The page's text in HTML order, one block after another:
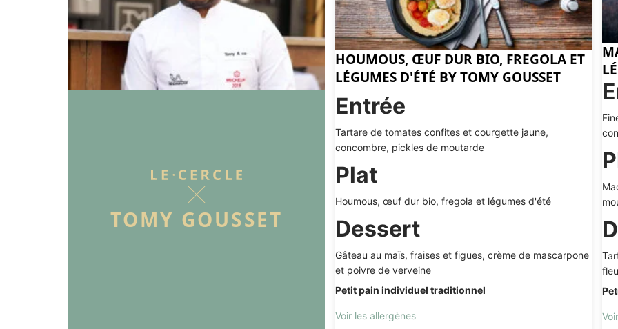
TOMY GOUSSET
DÉCOUVRIR
HOUMOUS, ŒUF DUR BIO, FREGOLA ET
LÉGUMES D'ÉTÉ BY TOMY GOUSSET
Entrée
Tartare de tomates confites et courgette jaune,
concombre, pickles de moutarde
Plat
Houmous, œuf dur bio, fregola et légumes d'été
Dessert
Gâteau au maïs, fraises et figues, crème de mascarpone
et poivre de verveine
Petit pain individuel traditionnel
Voir les allergènes